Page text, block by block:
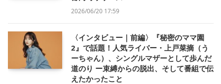
2026/06/20 17:59
〈インタビュー｜前編〉『秘密のママ園
2』で話題！人気ライバー・上戸菜摘（う
ーちゃん）、シングルマザーとして歩んだ
道のり ー束縛からの脱出、そして番組で伝
えたかったこと